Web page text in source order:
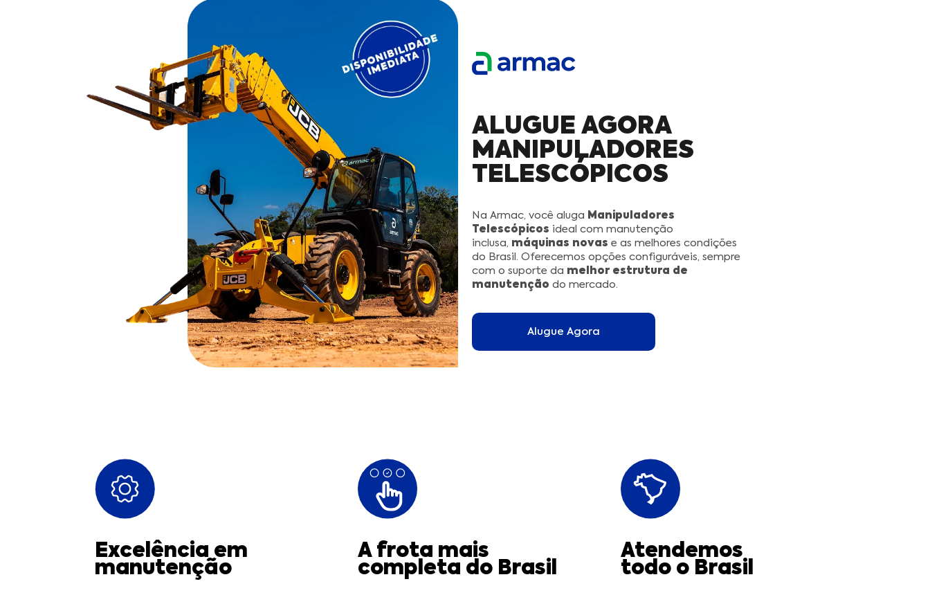
ALUGUE AGORA
MANIPULADORES
TELESCÓPICOS
Na Armac, você aluga Manipuladores
Telescópicos ideal com manutenção
inclusa, máquinas novas e as melhores condições
do Brasil. Oferecemos opções configuráveis, sempre
com o suporte da melhor estrutura de
manutenção do mercado.
Alugue Agora
Excelência em
manutenção
A frota mais
completa do Brasil
Atendemos
todo o Brasil